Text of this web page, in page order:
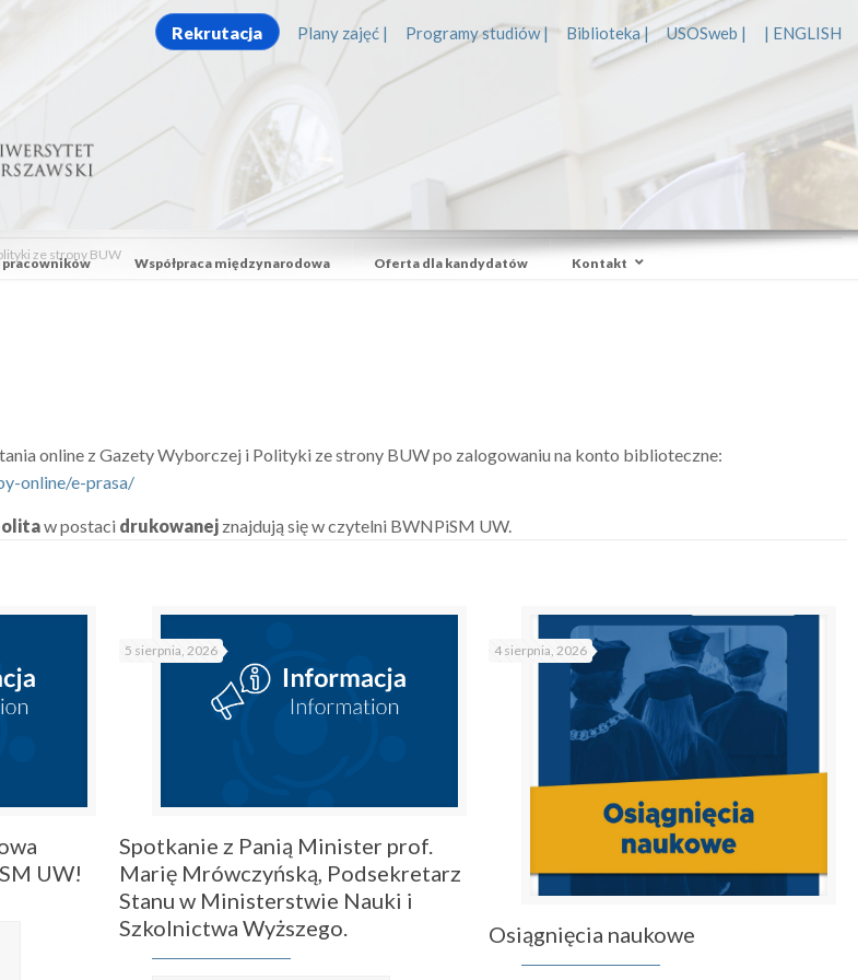
Rekrutacja Plany zajęć | Programy studiów | Biblioteka | USOSweb | | ENGLISH
pracowników Współpraca międzynarodowa Oferta dla kandydatów Kontakt
ze strony BUW
online z Gazety Wyborczej i Polityki ze strony BUW po zalogowaniu na konto biblioteczne:
online/e-prasa/
w postaci drukowanej znajdują się w czytelni BWNPiSM UW.
UW!
5 sierpnia, 2026
Spotkanie z Panią Minister prof.
Marię Mrówczyńską, Podsekretarz
Stanu w Ministerstwie Nauki i
Szkolnictwa Wyższego.
4 sierpnia, 2026
Osiągnięcia naukowe